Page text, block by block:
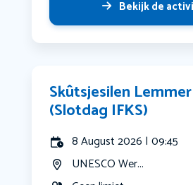
Bekijk de
Skûtsjesilen
(Slotdag IFKS)
8 August 2026 | 09:45
UNESCO Wer...